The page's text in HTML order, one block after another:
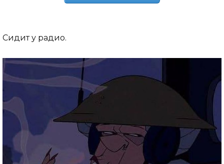
Сидит у радио.